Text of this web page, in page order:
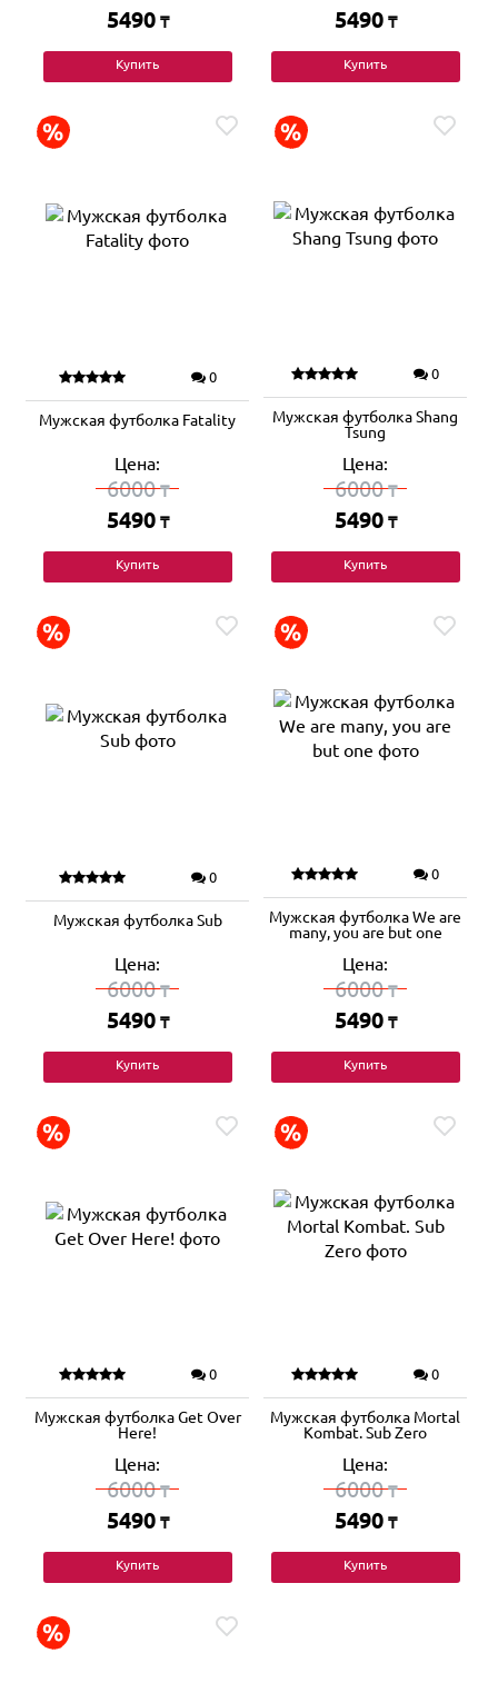
5490 ₸
Купить
5490 ₸
Купить
0
Мужская футболка Fatality
Цена:
6000₸
5490 ₸
Купить
0
Мужская футболка Shang
Tsung
Цена:
6000₸
5490 ₸
Купить
0
Мужская футболка Sub
Цена:
6000₸
5490 ₸
Купить
0
Мужская футболка We are
many, you are but one
Цена:
6000₸
5490 ₸
Купить
0
Мужская футболка Get Over
Here!
Цена:
6000₸
5490 ₸
Купить
0
Мужская футболка Mortal
Kombat. Sub Zero
Цена:
6000₸
5490 ₸
Купить